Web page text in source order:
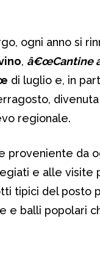
ogni anno si
, â€œCantine
di luglio e, in
regionale.
proveniente da
e alle visite
tipici del posto
e balli popolari